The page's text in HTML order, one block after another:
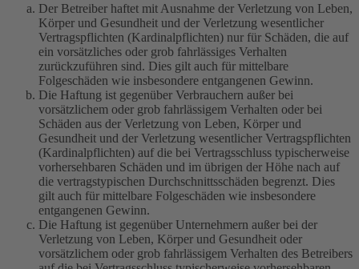
Der Betreiber haftet mit Ausnahme der Verletzung von Leben,
Körper und Gesundheit und der Verletzung wesentlicher
Vertragspflichten (Kardinalpflichten) nur für Schäden, die auf
ein vorsätzliches oder grob fahrlässiges Verhalten
zurückzuführen sind. Dies gilt auch für mittelbare
Folgeschäden wie insbesondere entgangenen Gewinn.
Die Haftung ist gegenüber Verbrauchern außer bei
vorsätzlichem oder grob fahrlässigem Verhalten oder bei
Schäden aus der Verletzung von Leben, Körper und
Gesundheit und der Verletzung wesentlicher Vertragspflichten
(Kardinalpflichten) auf die bei Vertragsschluss typischerweise
vorhersehbaren Schäden und im übrigen der Höhe nach auf
die vertragstypischen Durchschnittsschäden begrenzt. Dies
gilt auch für mittelbare Folgeschäden wie insbesondere
entgangenen Gewinn.
Die Haftung ist gegenüber Unternehmern außer bei der
Verletzung von Leben, Körper und Gesundheit oder
vorsätzlichem oder grob fahrlässigem Verhalten des Betreibers